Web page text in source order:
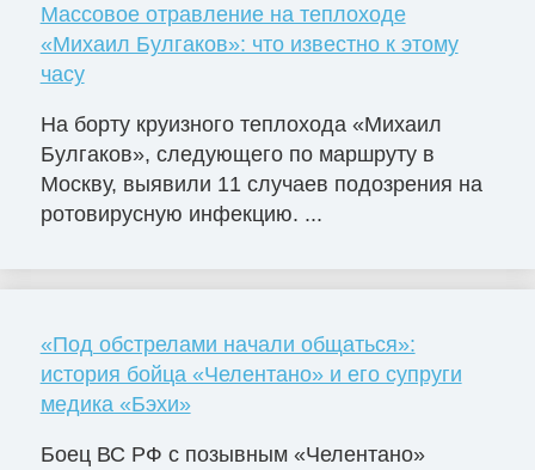
Массовое отравление на теплоходе
«Михаил Булгаков»: что известно к этому
часу
На борту круизного теплохода «Михаил
Булгаков», следующего по маршруту в
Москву, выявили 11 случаев подозрения на
ротовирусную инфекцию. ...
«Под обстрелами начали общаться»:
история бойца «Челентано» и его супруги
медика «Бэхи»
Боец ВС РФ с позывным «Челентано»